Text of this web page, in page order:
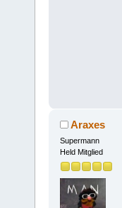
Araxes
Supermann
Held Mitglied